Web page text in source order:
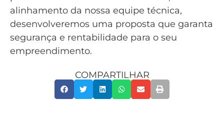
alinhamento da nossa equipe técnica,
desenvolveremos uma proposta que garanta
segurança e rentabilidade para o seu
empreendimento.
COMPARTILHAR